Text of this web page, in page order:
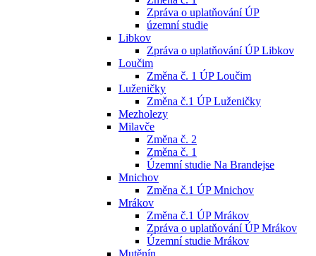
Zpráva o uplatňování ÚP
územní studie
Libkov
Zpráva o uplatňování ÚP Libkov
Loučim
Změna č. 1 ÚP Loučim
Luženičky
Změna č.1 ÚP Luženičky
Mezholezy
Milavče
Změna č. 2
Změna č. 1
Územní studie Na Brandejse
Mnichov
Změna č.1 ÚP Mnichov
Mrákov
Změna č.1 ÚP Mrákov
Zpráva o uplatňování ÚP Mrákov
Územní studie Mrákov
Mutěnín